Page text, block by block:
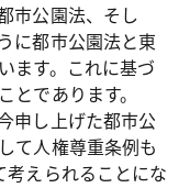
市公園法、そし
に都市公園法と東
ます。これに基づ
であります。
申し上げた都市公
て人権尊重条例も
えられることにな